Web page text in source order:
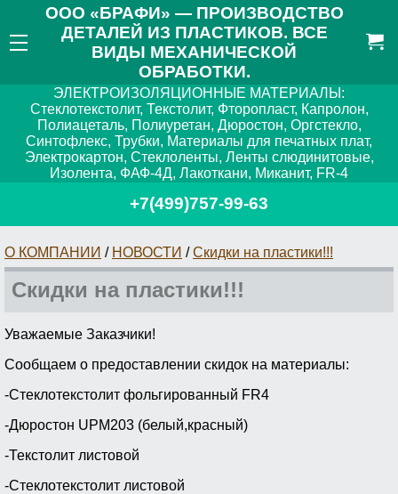
ООО «БРАФИ» — ПРОИЗВОДСТВО
ДЕТАЛЕЙ ИЗ ПЛАСТИКОВ. ВСЕ
ВИДЫ МЕХАНИЧЕСКОЙ
ОБРАБОТКИ.
ЭЛЕКТРОИЗОЛЯЦИОННЫЕ МАТЕРИАЛЫ:
Стеклотекстолит, Текстолит, Фторопласт, Капролон,
Полиацеталь, Полиуретан, Дюростон, Оргстекло,
Синтофлекс, Трубки, Материалы для печатных плат,
Электрокартон, Стеклоленты, Ленты слюдинитовые,
Изолента, ФАФ-4Д, Лакоткани, Миканит, FR-4
+7(499)757-99-63
О КОМПАНИИ / НОВОСТИ /Скидки на пластики!!!
Скидки на пластики!!!
Уважаемые Заказчики!
Сообщаем о предоставлении скидок на материалы:
-Стеклотекстолит фольгированный FR4
-Дюростон UPM203 (белый,красный)
-Текстолит листовой
-Стеклотекстолит листовой